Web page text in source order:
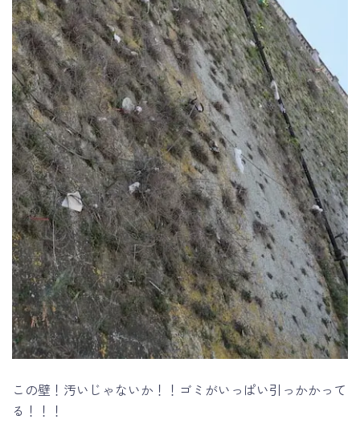
この壁！汚いじゃないか！！ゴミがいっぱい引っかかって
る！！！